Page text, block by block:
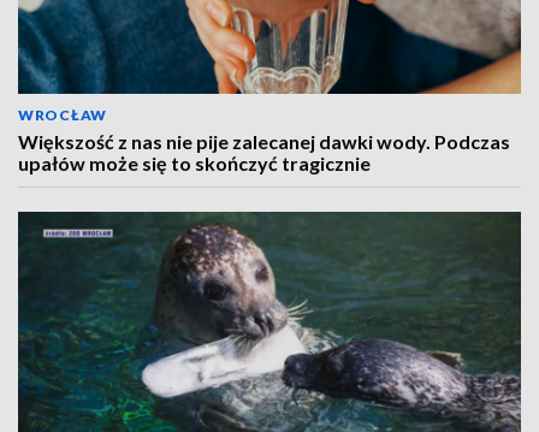
WROCŁAW
Większość z nas nie pije zalecanej dawki wody. Podczas
upałów może się to skończyć tragicznie